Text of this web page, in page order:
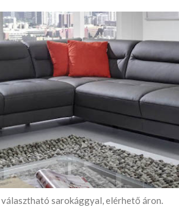
sarokággyal, elérhető áron.